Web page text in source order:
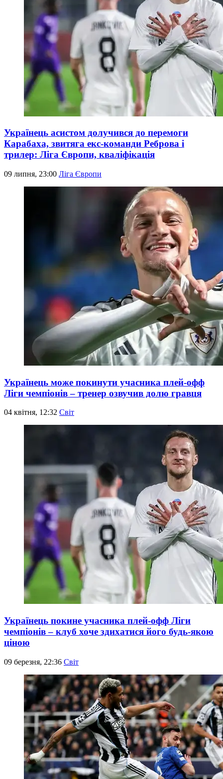
Українець асистом долучився до перемоги
Карабаха, звитяга екс-команди Реброва і
трилер: Ліга Європи, кваліфікація
09 липня, 23:00 Ліга Європи
Українець може покинути учасника плей-офф
Ліги чемпіонів – тренер озвучив долю гравця
04 квітня, 12:32 Світ
Українець покине учасника плей-офф Ліги
чемпіонів – клуб хоче здихатися його будь-якою
ціною
09 березня, 22:36 Світ